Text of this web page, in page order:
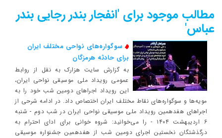
مطالب موجود برای 'انفجار بندر رجایی بندر
عباس'
سوگواره‌های نواحی مختلف ایران
برای حادثه هرمزگان
به گزارش سایت هزارک به نقل از روابط
عمومی رویداد ملی موسیقی نواحی ایران،
این رویداد اجراهای دومین شب خود را به
مویه‌ها و سوگواره‌های نقاط مختلف ایران اختصاص داد. در ادامه شرحی از
اجراهای هفدهمین رویداد ملی موسیقی نواحی ایران در شب دوم - شنبه
۶ اردیبهشت ۱۴۰۴ - را می‌خوانید: شروه خوانی برای ادای احترام به
درگذشتگان نخستین اجرای دومین شب از هفدهمین جشنواره موسیقی